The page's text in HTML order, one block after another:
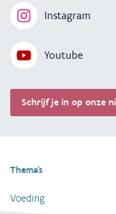
Instagram
Youtube
Schrijf je in op onze
Thema's
Voeding